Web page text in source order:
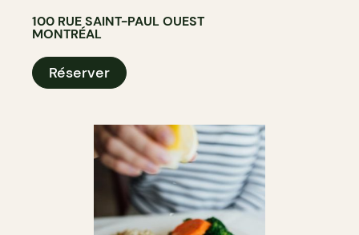
100 RUE SAINT-PAUL OUEST
MONTRÉAL
Réserver